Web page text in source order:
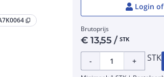
content_copy
Login
Brutoprijs
€13,55 / STK
- + STK